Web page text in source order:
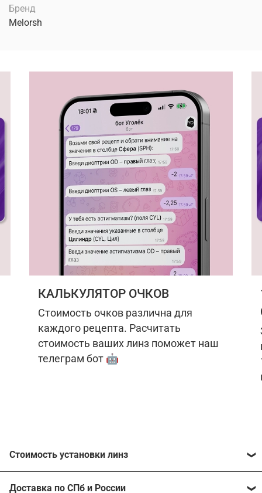
Бренд
Melorsh
КАЛЬКУЛЯТОР ОЧКОВ
Стоимость очков различна для
каждого рецепта. Расчитать
стоимость ваших линз поможет наш
телеграм бот 🤖
Стоимость установки линз
Доставка по СПб и России